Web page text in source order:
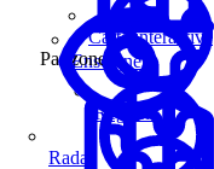
Enseignes
Régions
Carte interactive
Par zone
Radar